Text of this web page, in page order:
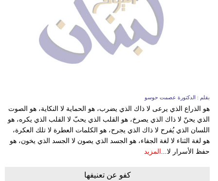
بقلم : الدكتورة عصمت حوسو
هو الذراع الذي يرعى لا ذاك الذي يضرب، هو الحماية لا النكاية، هو الصوت
الذي يحنّ لا ذاك الذي يصرخ، هو القلب الذي يحبّ لا القلب الذي يكره، هو
اللسان الذي يُفرح لا ذاك الذي يجرح، هو الكلمات العطرة لا تلك العكرة،
هو لغة الثناء لا لغة الجفاء، هو الجسد الذي يصون لا الجسد الذي يخون، هو
حفظ الأسرار لا... المزيد
كفو عن تعنيفها